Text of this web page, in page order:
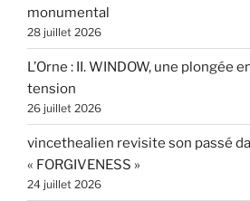
monumental
28 juillet 2026
L’Orne : II. WINDOW, une plongée
tension
26 juillet 2026
vincethealien revisite son passé
« FORGIVENESS »
24 juillet 2026